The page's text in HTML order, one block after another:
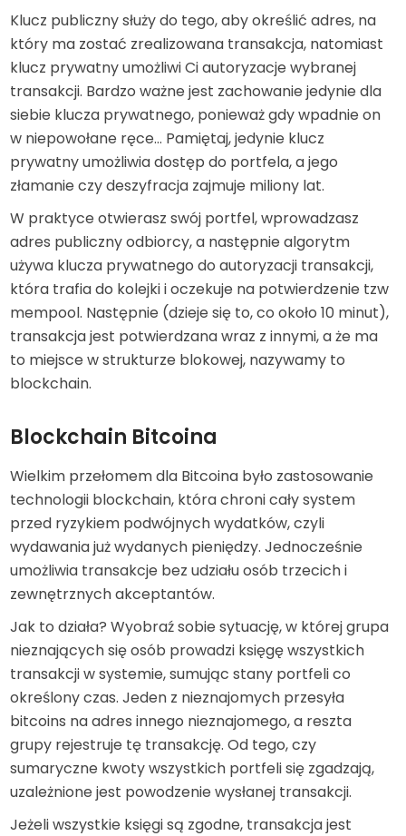
Klucz publiczny służy do tego, aby określić adres, na
który ma zostać zrealizowana transakcja, natomiast
klucz prywatny umożliwi Ci autoryzacje wybranej
transakcji. Bardzo ważne jest zachowanie jedynie dla
siebie klucza prywatnego, ponieważ gdy wpadnie on
w niepowołane ręce… Pamiętaj, jedynie klucz
prywatny umożliwia dostęp do portfela, a jego
złamanie czy deszyfracja zajmuje miliony lat.
W praktyce otwierasz swój portfel, wprowadzasz
adres publiczny odbiorcy, a następnie algorytm
używa klucza prywatnego do autoryzacji transakcji,
która trafia do kolejki i oczekuje na potwierdzenie tzw
mempool. Następnie (dzieje się to, co około 10 minut),
transakcja jest potwierdzana wraz z innymi, a że ma
to miejsce w strukturze blokowej, nazywamy to
blockchain.
Blockchain Bitcoina
Wielkim przełomem dla Bitcoina było zastosowanie
technologii blockchain, która chroni cały system
przed ryzykiem podwójnych wydatków, czyli
wydawania już wydanych pieniędzy. Jednocześnie
umożliwia transakcje bez udziału osób trzecich i
zewnętrznych akceptantów.
Jak to działa? Wyobraź sobie sytuację, w której grupa
nieznających się osób prowadzi księgę wszystkich
transakcji w systemie, sumując stany portfeli co
określony czas. Jeden z nieznajomych przesyła
bitcoins na adres innego nieznajomego, a reszta
grupy rejestruje tę transakcję. Od tego, czy
sumaryczne kwoty wszystkich portfeli się zgadzają,
uzależnione jest powodzenie wysłanej transakcji.
Jeżeli wszystkie księgi są zgodne, transakcja jest